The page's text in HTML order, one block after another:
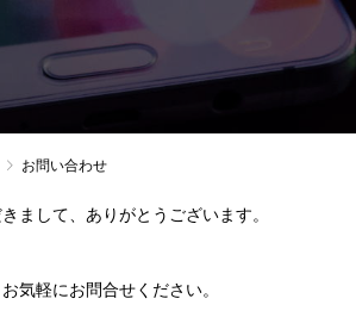
お問い合わせ
まして、ありがとうございます。
気軽にお問合せください。